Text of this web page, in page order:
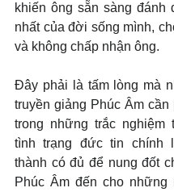
khiến ông sẵn sàng đánh
nhất của đời sống mình,
và không chấp nhận ông.
Đây phải là tấm lòng mà
truyền giảng Phúc Âm cần
trong những trắc nghiệm
tình trạng đức tin chính
thành có đủ để nung đốt
Phúc Âm đến cho